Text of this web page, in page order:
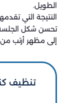
الطويل.
النتيجة التي
تحسن شكل
إلى مظهر أرتب من
تنظيف